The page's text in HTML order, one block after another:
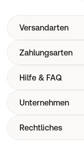
Versandarten
Zahlungsarten
Hilfe & FAQ
FAQ
Versand
Unternehmen
Über uns
Corporate Website
Rechtliches